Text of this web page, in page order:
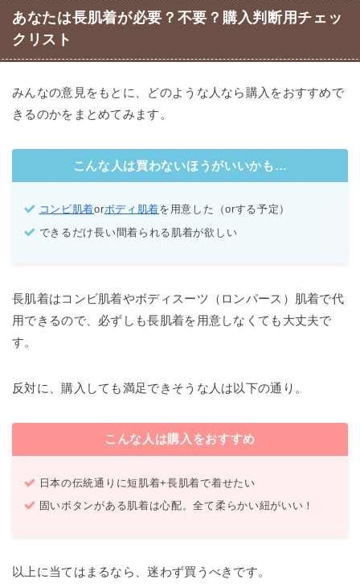
あなたは長肌着が必要？不要？購入判断用チェッ
クリスト
みんなの意見をもとに、どのような人なら購入をおすすめで
きるのかをまとめてみます。
こんな人は買わないほうがいいかも…
コンビ肌着orボディ肌着を用意した（orする予定）
できるだけ長い間着られる肌着が欲しい
長肌着はコンビ肌着やボディスーツ（ロンパース）肌着で代
用できるので、必ずしも長肌着を用意しなくても大丈夫で
す。
反対に、購入しても満足できそうな人は以下の通り。
こんな人は購入をおすすめ
日本の伝統通りに短肌着+長肌着で着せたい
固いボタンがある肌着は心配。全て柔らかい紐がいい！
以上に当てはまるなら、迷わず買うべきです。